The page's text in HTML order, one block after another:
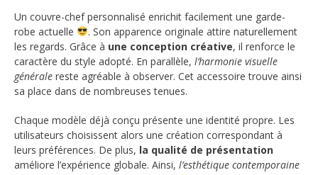
Un couvre-chef personnalisé enrichit facilement une garde-
robe actuelle
. Son apparence originale attire naturellement
les regards. Grâce à une conception créative, il renforce le
caractère du style adopté. En parallèle, l’harmonie visuelle
générale reste agréable à observer. Cet accessoire trouve ainsi
sa place dans de nombreuses tenues.
Chaque modèle déjà conçu présente une identité propre. Les
utilisateurs choisissent alors une création correspondant à
leurs préférences. De plus, la qualité de présentation
améliore l’expérience globale. Ainsi, l’esthétique contemporaine